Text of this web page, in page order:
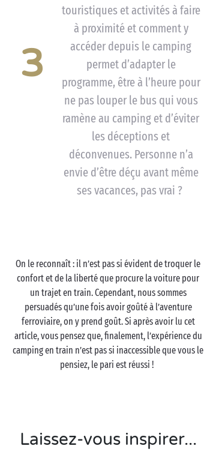
3
touristiques et activités à faire
à proximité et comment y
accéder depuis le camping
permet d’adapter le
programme, être à l’heure pour
ne pas louper le bus qui vous
ramène au camping et d’éviter
les déceptions et
déconvenues. Personne n’a
envie d’être déçu avant même
ses vacances, pas vrai ?
On le reconnaît : il n’est pas si évident de troquer le
confort et de la liberté que procure la voiture pour
un trajet en train. Cependant, nous sommes
persuadés qu’une fois avoir goûté à l’aventure
ferroviaire, on y prend goût. Si après avoir lu cet
article, vous pensez que, finalement, l’expérience du
camping en train n’est pas si inaccessible que vous le
pensiez, le pari est réussi !
Laissez-vous inspirer...